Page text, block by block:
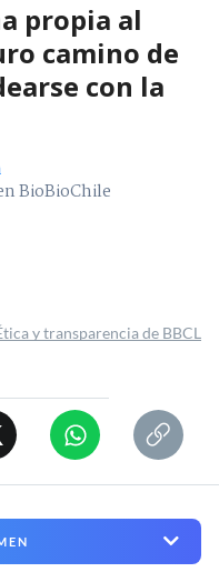
propia al
camino de
con la
BioBioChile
y transparencia de BBCL